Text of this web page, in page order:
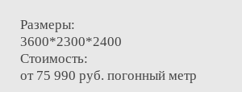
Размеры:
3600*2300*2400
Стоимость:
от 75 990 руб. погонный метр